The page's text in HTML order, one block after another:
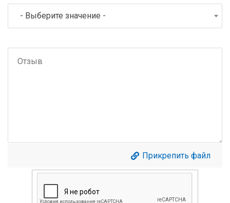
- Выберите значение -
Прикрепить файл